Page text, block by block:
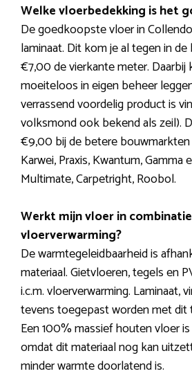
Welke vloerbedekking is het
De goedkoopste vloer in
laminaat. Dit kom je al tegen in
€7,00 de vierkante meter. Daarbij
moeiteloos in eigen beheer
verrassend voordelig product is
volksmond ook bekend als zeil).
€9,00 bij de betere
Karwei, Praxis, Kwantum, Gamma
Multimate, Carpetright, Roobol.
Werkt mijn vloer in
vloerverwarming?
De warmtegeleidbaarheid is
materiaal. Gietvloeren, tegels en
i.c.m. vloerverwarming. Laminaat,
tevens toegepast worden met dit
Een 100% massief houten vloer
omdat dit materiaal nog kan
minder warmte doorlatend is.